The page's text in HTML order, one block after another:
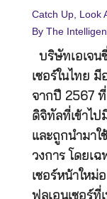
Catch Up Look
By The
บริษัทเอเจน
เซอร์ในไทย
จากปี 2567
ดิจิทัลที่เข้าไ
และถูกนำมาใ
วงการ โดยเ
เซอร์หน้าใหม่
ฟลูเอนเซอร์ที่